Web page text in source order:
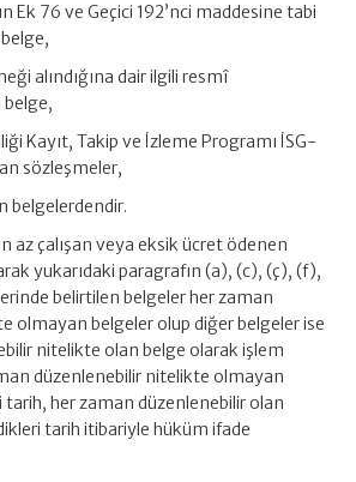
Ek 76 ve Geçici 192’nci maddesine tabi
alındığına dair ilgili resmî
belge,
Kayıt, Takip ve İzleme Programı İSG-
sözleşmeler,
belgelerdendir.
az çalışan veya eksik ücret ödenen
yukarıdaki paragrafın (a), (c), (ç), (f),
belirtilen belgeler her zaman
olmayan belgeler olup diğer belgeler ise
nitelikte olan belge olarak işlem
düzenlenebilir nitelikte olmayan
her zaman düzenlenebilir olan
tarih itibariyle hüküm ifade